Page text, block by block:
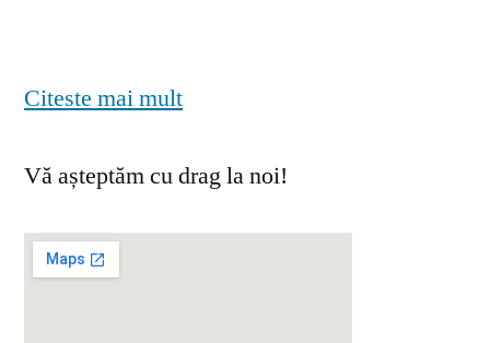
Citeste mai mult
Vă așteptăm cu drag la noi!